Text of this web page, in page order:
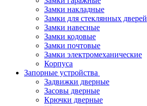
Замки накладные
Замки для стеклянных дверей
Замки навесные
Замки кодовые
Замки почтовые
Замки электромеханические
Корпуса
Запорные устройства
Задвижки дверные
Засовы дверные
Крючки дверные